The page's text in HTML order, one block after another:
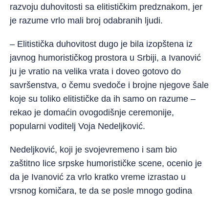
razvoju duhovitosti sa elitističkim predznakom, jer
je razume vrlo mali broj odabranih ljudi.
– Elitistička duhovitost dugo je bila izopštena iz
javnog humorističkog prostora u Srbiji, a Ivanović
ju je vratio na velika vrata i doveo gotovo do
savršenstva, o čemu svedoče i brojne njegove šale
koje su toliko elitističke da ih samo on razume –
rekao je domaćin ovogodišnje ceremonije,
popularni voditelj Voja Nedeljković.
Nedeljković, koji je svojevremeno i sam bio
zaštitno lice srpske humorističke scene, ocenio je
da je Ivanović za vrlo kratko vreme izrastao u
vrsnog komičara, te da se posle mnogo godina